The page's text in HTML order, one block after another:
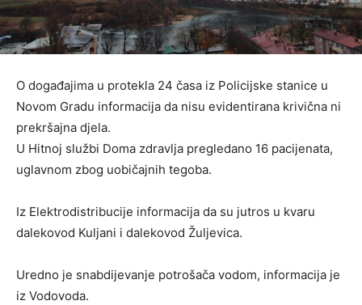
O događajima u protekla 24 časa iz Policijske stanice u
Novom Gradu informacija da nisu evidentirana krivična ni
prekršajna djela.
U Hitnoj službi Doma zdravlja pregledano 16 pacijenata,
uglavnom zbog uobičajnih tegoba.
Iz Elektrodistribucije informacija da su jutros u kvaru
dalekovod Kuljani i dalekovod Žuljevica.
Uredno je snabdijevanje potrošača vodom, informacija je
iz Vodovoda.